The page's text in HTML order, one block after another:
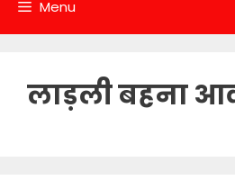
Menu
लाड़ली बहना